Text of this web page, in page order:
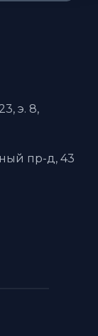
э. 8,
пр-д, 43